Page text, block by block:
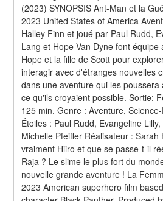
(2023) SYNOPSIS Ant-Man et la
2023 United States of America
Halley Finn et joué par Paul Rudd,
Lang et Hope Van Dyne font
Hope et la fille de Scott pour
interagir avec d'étranges nouvelles
dans une aventure qui les
ce qu'ils croyaient possible. Sortie:
125 min. Genre : Aventure,
Étoiles : Paul Rudd, Evangeline
Michelle Pfeiffer Réalisateur : Sarah
vraiment Hiiro et que se passe-t-il
Raja ? Le slime le plus fort du
nouvelle grande aventure ! La
2023 American superhero film